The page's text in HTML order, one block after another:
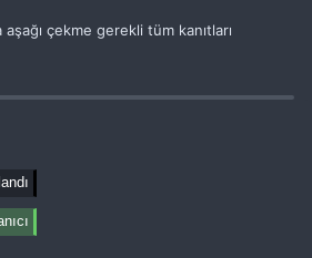
çekme gerekli tüm kanıtları